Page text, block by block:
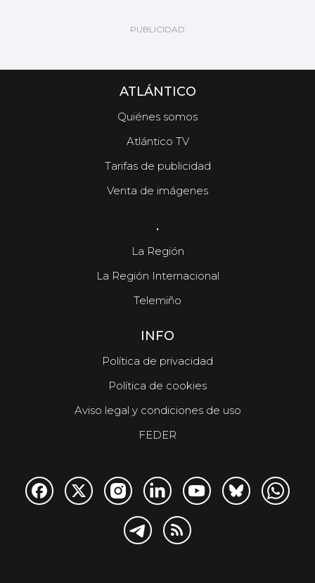
ATLÁNTICO
Quiénes somos
Atlántico TV
Tarifas de publicidad
Venta de imágenes
.
La Región
La Región Internacional
Telemiño
INFO
Política de privacidad
Política de cookies
Aviso legal y condiciones de uso
FEDER